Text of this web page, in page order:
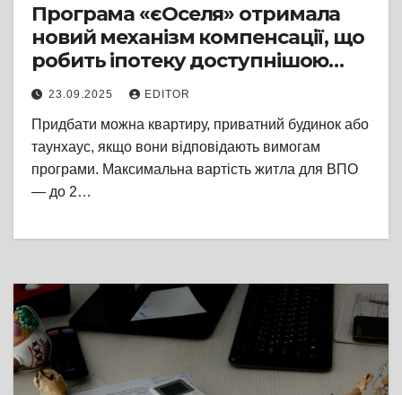
Програма «єОселя» отримала
новий механізм компенсації, що
робить іпотеку доступнішою
для внутрішньо переміщених
осіб та інших категорій
громадян
23.09.2025 EDITOR
Придбати можна квартиру, приватний будинок або
таунхаус, якщо вони відповідають вимогам
програми. Максимальна вартість житла для ВПО
— до 2…